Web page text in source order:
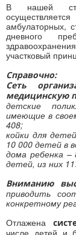
В нашей
амбулаторных,
дневного
участковый
Справочно:
Сеть
медицинскую
детские
имеющие в
408;
койки для
10 000 детей в
дома ребенка
детей, из них
Вниманию
приводить
конкретному
Отлажена
числе детей и